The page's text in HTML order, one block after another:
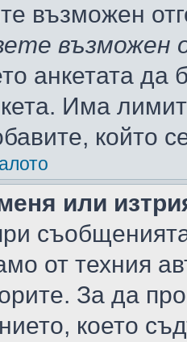
възможен
възможен
анкетата да
Има
който
или
от техния
За да
което